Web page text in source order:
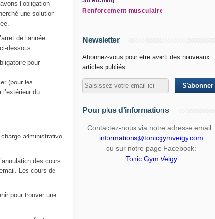
l’obligation
une solution
de l’année
dessous :
pour
(pour les
du
administrative
des cours
Les cours de
pour trouver une
Renforcement musculaire
Newsletter
Abonnez-vous pour être averti des nouveaux
articles publiés.
Pour plus d'informations
Contactez-nous via notre adresse email :
informations@tonicgymveigy.com
ou sur notre page Facebook:
Tonic Gym Veigy